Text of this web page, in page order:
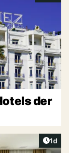
der
1d